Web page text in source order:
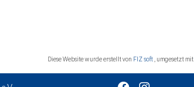
Diese Website wurde erstellt von FIZ soft , umgesetzt mit